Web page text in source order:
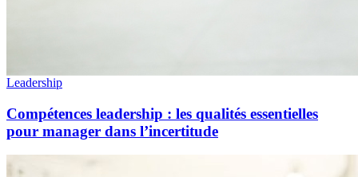
Leadership
Compétences leadership : les qualités essentielles
pour manager dans l’incertitude